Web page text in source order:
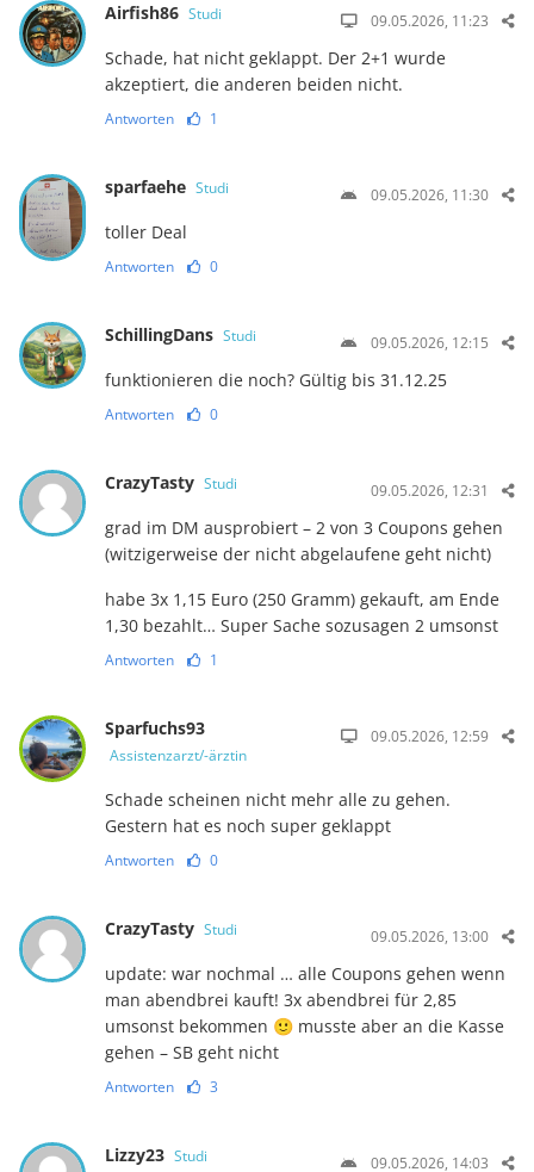
Airfish86 Studi 09.05.2026, 11:23
Schade, hat nicht geklappt. Der 2+1 wurde
akzeptiert, die anderen beiden nicht.
Antworten 1
sparfaehe Studi 09.05.2026, 11:30
toller Deal
Antworten 0
SchillingDans Studi 09.05.2026, 12:15
funktionieren die noch? Gültig bis 31.12.25
Antworten 0
CrazyTasty Studi 09.05.2026, 12:31
grad im DM ausprobiert – 2 von 3 Coupons gehen
(witzigerweise der nicht abgelaufene geht nicht)
habe 3x 1,15 Euro (250 Gramm) gekauft, am Ende
1,30 bezahlt… Super Sache sozusagen 2 umsonst
Antworten 1
Sparfuchs93
Assistenzarzt/-ärztin
09.05.2026, 12:59
Schade scheinen nicht mehr alle zu gehen.
Gestern hat es noch super geklappt
Antworten 0
CrazyTasty Studi 09.05.2026, 13:00
update: war nochmal … alle Coupons gehen wenn
man abendbrei kauft! 3x abendbrei für 2,85
umsonst bekommen 🙂 musste aber an die Kasse
gehen – SB geht nicht
Antworten 3
Lizzy23 Studi 09.05.2026, 14:03